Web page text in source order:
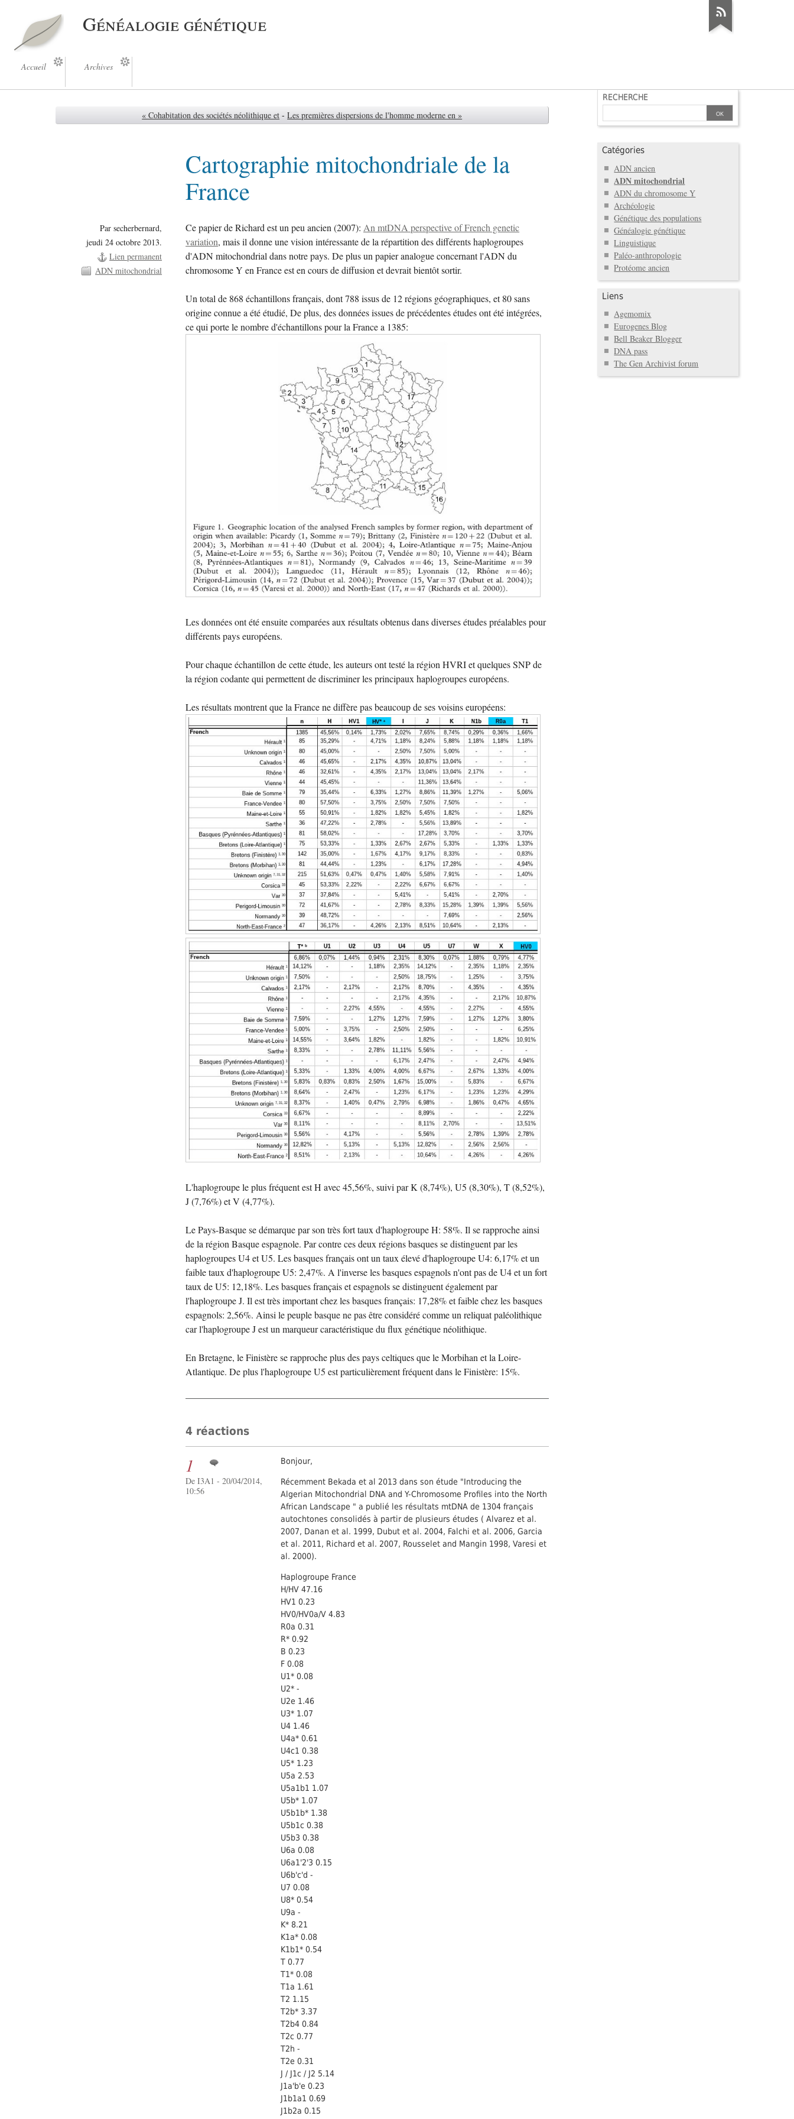
Généalogie génétique
Accueil Archives
« Cohabitation des sociétés néolithique et - Les premières dispersions de l'homme moderne en »
Cartographie mitochondriale de la
France
Par secherbernard,
jeudi 24 octobre 2013.
Lien permanent
ADN mitochondrial
Ce papier de Richard est un peu ancien (2007):An mtDNA perspective of French genetic
variation, mais il donne une vision intéressante de la répartition des différents haplogroupes
d'ADN mitochondrial dans notre pays. De plus un papier analogue concernant l'ADN du
chromosome Y en France est en cours de diffusion et devrait bientôt sortir.
Un total de 868 échantillons français, dont 788 issus de 12 régions géographiques, et 80 sans
origine connue a été étudié, De plus, des données issues de précédentes études ont été intégrées,
ce qui porte le nombre d'échantillons pour la France a 1385:
Les données ont été ensuite comparées aux résultats obtenus dans diverses études préalables pour
différents pays européens.
Pour chaque échantillon de cette étude, les auteurs ont testé la région HVRI et quelques SNP de
la région codante qui permettent de discriminer les principaux haplogroupes européens.
Les résultats montrent que la France ne diffère pas beaucoup de ses voisins européens:
L'haplogroupe le plus fréquent est H avec 45,56%, suivi par K (8,74%), U5 (8,30%), T (8,52%),
J (7,76%) et V (4,77%).
Le Pays-Basque se démarque par son très fort taux d'haplogroupe H: 58%. Il se rapproche ainsi
de la région Basque espagnole. Par contre ces deux régions basques se distinguent par les
haplogroupes U4 et U5. Les basques français ont un taux élevé d'haplogroupe U4: 6,17% et un
faible taux d'haplogroupe U5: 2,47%. A l'inverse les basques espagnols n'ont pas de U4 et un fort
taux de U5: 12,18%. Les basques français et espagnols se distinguent également par
l'haplogroupe J. Il est très important chez les basques français: 17,28% et faible chez les basques
espagnols: 2,56%. Ainsi le peuple basque ne pas être considéré comme un reliquat paléolithique
car l'haplogroupe J est un marqueur caractéristique du flux génétique néolithique.
En Bretagne, le Finistère se rapproche plus des pays celtiques que le Morbihan et la Loire-
Atlantique. De plus l'haplogroupe U5 est particulièrement fréquent dans le Finistère: 15%.
4 réactions
1
De I3A1 - 20/04/2014,
10:56
Bonjour,
Récemment Bekada et al 2013 dans son étude "Introducing the
Algerian Mitochondrial DNA and Y-Chromosome Profiles into the North
African Landscape " a publié les résultats mtDNA de 1304 français
autochtones consolidés à partir de plusieurs études ( Alvarez et al.
2007, Danan et al. 1999, Dubut et al. 2004, Falchi et al. 2006, Garcia
et al. 2011, Richard et al. 2007, Rousselet and Mangin 1998, Varesi et
al. 2000).
Haplogroupe France
H/HV 47.16
HV1 0.23
HV0/HV0a/V 4.83
R0a 0.31
R* 0.92
B 0.23
F 0.08
U1* 0.08
U2* -
U2e 1.46
U3* 1.07
U4 1.46
U4a* 0.61
U4c1 0.38
U5* 1.23
U5a 2.53
U5a1b1 1.07
U5b* 1.07
U5b1b* 1.38
U5b1c 0.38
U5b3 0.38
U6a 0.08
U6a1'2'3 0.15
U6b'c'd -
U7 0.08
U8* 0.54
U9a -
K* 8.21
K1a* 0.08
K1b1* 0.54
T 0.77
T1* 0.08
T1a 1.61
T2 1.15
T2b* 3.37
T2b4 0.84
T2c 0.77
T2h -
T2e 0.31
J / J1c / J2 5.14
J1a'b'e 0.23
J1b1a1 0.69
J1b2a 0.15
RECHERCHE
Catégories
ADN ancien
ADN mitochondrial
ADN du chromosome Y
Archéologie
Génétique des populations
Généalogie génétique
Linguistique
Paléo-anthropologie
Protéome ancien
Liens
Agemomix
Eurogenes Blog
Bell Beaker Blogger
DNA pass
The Gen Archivist forum